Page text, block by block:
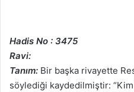
Hadis No : 3475
Ravi:
Tanım: Bir başka rivayette
söylediği kaydedilmiştir: